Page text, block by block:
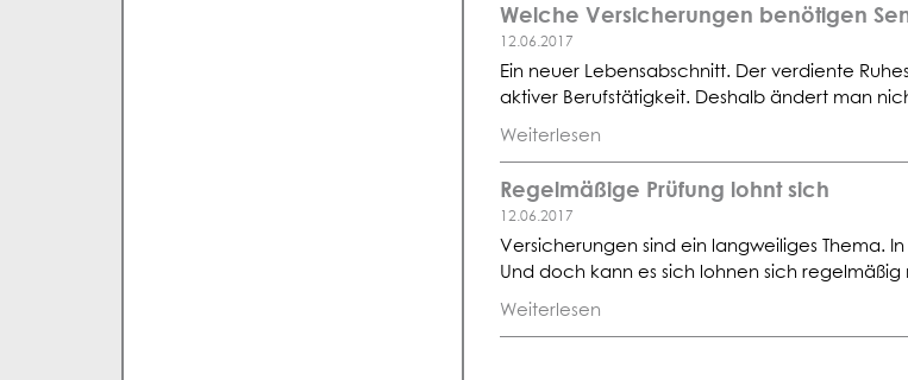
Welche Versicherungen benötigen
12.06.2017
Ein neuer Lebensabschnitt. Der verdiente
aktiver Berufstätigkeit. Deshalb ändert man
Weiterlesen
Regelmäßige Prüfung lohnt sich
12.06.2017
Versicherungen sind ein langweiliges Thema.
Und doch kann es sich lohnen sich
Weiterlesen